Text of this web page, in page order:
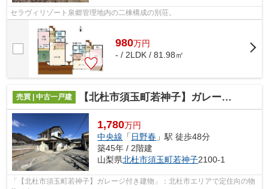
セラヴィリゾート泉郷管理地内の二棟構成の別荘。
980万円
- / 2LDK / 81.98㎡
売買 | 中古一戸建 【北杜市須玉町若神子】ガレージ付き建物
1,780万円
中央線 「 日野春 」駅 徒歩48分
築45年 / 2階建
山梨県北杜市須玉町若神子2100-1
「【北杜市須玉町若神子】ガレージ付き建物」：北杜市エリアで定住向の物